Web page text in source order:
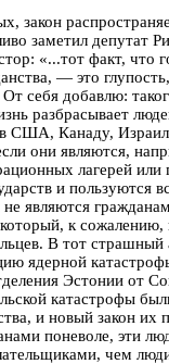
закон
заметил депутат
«...тот факт, что
— это
себя добавлю:
разбрасывает
США, Канаду,
они являются,
лагерей
и
не являются
к сожалению,
В тот страшный
ядерной
Эстонии от
катастрофы
и новый закон их
поневоле, эти
чем